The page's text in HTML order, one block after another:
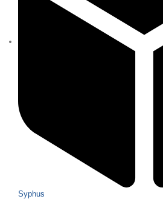
Syphus